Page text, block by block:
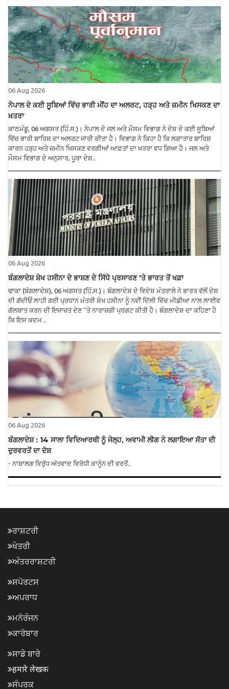
06 Aug 2026
ਨੇਪਾਲ ਦੇ ਕਈ ਸੂਬਿਆਂ ਵਿੱਚ ਭਾਰੀ ਮੀਂਹ ਦਾ ਅਲਰਟ, ਹੜ੍ਹ ਅਤੇ ਜ਼ਮੀਨ ਖਿਸਕਣ ਦਾ
ਖ਼ਤਰਾ
ਕਾਠਮੰਡੂ, 06 ਅਗਸਤ (ਹਿੰ.ਸ.)। ਨੇਪਾਲ ਦੇ ਜਲ ਅਤੇ ਮੌਸਮ ਵਿਭਾਗ ਨੇ ਦੇਸ਼ ਦੇ ਕਈ ਸੂਬਿਆਂ
ਵਿੱਚ ਭਾਰੀ ਬਾਰਿਸ਼ ਦਾ ਅਲਰਟ ਜਾਰੀ ਕੀਤਾ ਹੈ। ਵਿਭਾਗ ਨੇ ਕਿਹਾ ਹੈ ਕਿ ਲਗਾਤਾਰ ਬਾਰਿਸ਼
ਕਾਰਨ ਹੜ੍ਹ ਅਤੇ ਜ਼ਮੀਨ ਖਿਸਕਣ ਵਰਗੀਆਂ ਆਫ਼ਤਾਂ ਦਾ ਖ਼ਤਰਾ ਵਧ ਗਿਆ ਹੈ। ਜਲ ਅਤੇ
ਮੌਸਮ ਵਿਭਾਗ ਦੇ ਅਨੁਸਾਰ, ਪੂਰਾ ਦੇਸ਼..
06 Aug 2026
ਬੰਗਲਾਦੇਸ਼ ਸ਼ੇਖ ਹਸੀਨਾ ਦੇ ਭਾਸ਼ਣ ਦੇ ਸਿੱਧੇ ਪ੍ਰਸਾਰਣ 'ਤੇ ਭਾਰਤ ਤੋਂ ਖਫ਼ਾ
ਢਾਕਾ (ਬੰਗਲਾਦੇਸ਼), 06 ਅਗਸਤ (ਹਿੰ.ਸ.)। ਬੰਗਲਾਦੇਸ਼ ਦੇ ਵਿਦੇਸ਼ ਮੰਤਰਾਲੇ ਨੇ ਭਾਰਤ ਵੱਲੋਂ ਦੇਸ਼
ਦੀ ਗੱਦੀਓਂ ਲਾਹੀ ਗਈ ਪ੍ਰਧਾਨ ਮੰਤਰੀ ਸ਼ੇਖ ਹਸੀਨਾ ਨੂੰ ਨਵੀਂ ਦਿੱਲੀ ਵਿੱਚ ਮੀਡੀਆ ਨਾਲ ਲਾਈਵ
ਗੱਲਬਾਤ ਕਰਨ ਦੀ ਇਜਾਜ਼ਤ ਦੇਣ ''ਤੇ ਨਾਰਾਜ਼ਗੀ ਪ੍ਰਗਟ ਕੀਤੀ ਹੈ। ਬੰਗਲਾਦੇਸ਼ ਦਾ ਕਹਿਣਾ ਹੈ
ਕਿ ਇਸ ਕਦਮ ..
06 Aug 2026
ਬੰਗਲਾਦੇਸ਼ : 14 ਸਾਲਾ ਵਿਦਿਆਰਥੀ ਨੂੰ ਜੇਲ੍ਹ, ਅਵਾਮੀ ਲੀਗ ਨੇ ਲਗਾਇਆ ਸੱਤਾ ਦੀ
ਦੁਰਵਰਤੋਂ ਦਾ ਦੋਸ਼
- ਨਾਬਾਲਗ ਵਿਰੁੱਧ ਅੱਤਵਾਦ ਵਿਰੋਧੀ ਕਾਨੂੰਨ ਦੀ ਵਰਤੋਂ..
ਰਾਸ਼ਟਰੀ
ਖੇਤਰੀ
ਅੰਤਰਰਾਸ਼ਟਰੀ
ਸਪੋਰਟਸ
ਅਪਰਾਧ
ਮਨੋਰੰਜਨ
ਕਾਰੋਬਾਰ
ਸਾਡੇ ਬਾਰੇ
हमारे लेखक
ਸੰਪਰਕ